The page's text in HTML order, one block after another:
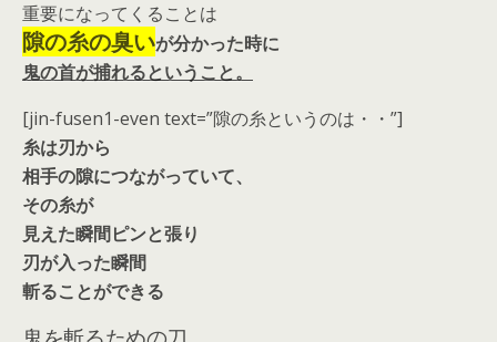
重要になってくることは
隙の糸の臭いが分かった時に
鬼の首が捕れるということ。
[jin-fusen1-even text=”隙の糸というのは・・”]
糸は刃から
相手の隙につながっていて、
その糸が
見えた瞬間ピンと張り
刃が入った瞬間
斬ることができる